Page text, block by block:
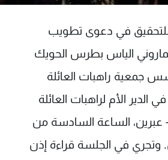
للتحقيق في دعوى تطويب
الياس بطرس الحويك
مؤسس جمعية راهبات العائلة
الدير الأم لراهبات العائلة
- عبرين، الساعة السادسة من
وتجري في الجلسة قراءة إذن
تواصل معنا
شروط الإسـتخدام
سياسة الخصوصية